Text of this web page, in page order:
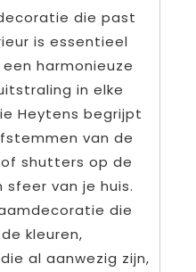
die past
is essentieel
harmonieuze
in elke
Heytens begrijpt
van de
shutters op de
van je huis.
die
kleuren,
al aanwezig zijn,